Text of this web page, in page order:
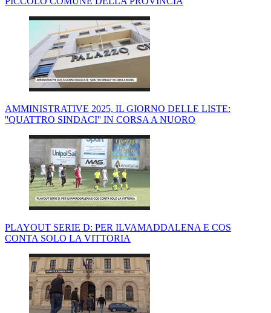
AMMINISTRATIVE 2025, IL GIORNO DELLE LISTE:
''QUATTRO SINDACI'' IN CORSA A NUORO
PLAYOUT SERIE D: PER ILVAMADDALENA E COS
CONTA SOLO LA VITTORIA